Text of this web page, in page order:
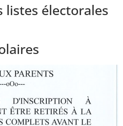
listes électorales